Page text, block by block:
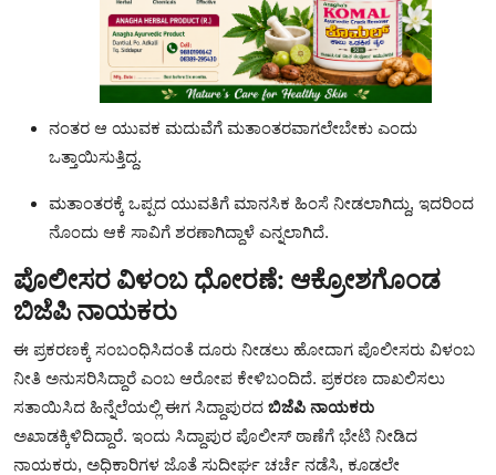
ನಂತರ ಆ ಯುವಕ ಮದುವೆಗೆ ಮತಾಂತರವಾಗಲೇಬೇಕು ಎಂದು
ಒತ್ತಾಯಿಸುತ್ತಿದ್ದ.
ಮತಾಂತರಕ್ಕೆ ಒಪ್ಪದ ಯುವತಿಗೆ ಮಾನಸಿಕ ಹಿಂಸೆ ನೀಡಲಾಗಿದ್ದು, ಇದರಿಂದ
ನೊಂದು ಆಕೆ ಸಾವಿಗೆ ಶರಣಾಗಿದ್ದಾಳೆ ಎನ್ನಲಾಗಿದೆ.
ಪೊಲೀಸರ ವಿಳಂಬ ಧೋರಣೆ: ಆಕ್ರೋಶಗೊಂಡ
ಬಿಜೆಪಿ ನಾಯಕರು
ಈ ಪ್ರಕರಣಕ್ಕೆ ಸಂಬಂಧಿಸಿದಂತೆ ದೂರು ನೀಡಲು ಹೋದಾಗ ಪೊಲೀಸರು ವಿಳಂಬ
ನೀತಿ ಅನುಸರಿಸಿದ್ದಾರೆ ಎಂಬ ಆರೋಪ ಕೇಳಿಬಂದಿದೆ. ಪ್ರಕರಣ ದಾಖಲಿಸಲು
ಸತಾಯಿಸಿದ ಹಿನ್ನೆಲೆಯಲ್ಲಿ ಈಗ ಸಿದ್ದಾಪುರದ ಬಿಜೆಪಿ ನಾಯಕರು
ಅಖಾಡಕ್ಕಿಳಿದಿದ್ದಾರೆ. ಇಂದು ಸಿದ್ದಾಪುರ ಪೊಲೀಸ್ ಠಾಣೆಗೆ ಭೇಟಿ ನೀಡಿದ
ನಾಯಕರು, ಅಧಿಕಾರಿಗಳ ಜೊತೆ ಸುದೀರ್ಘ ಚರ್ಚೆ ನಡೆಸಿ, ಕೂಡಲೇ